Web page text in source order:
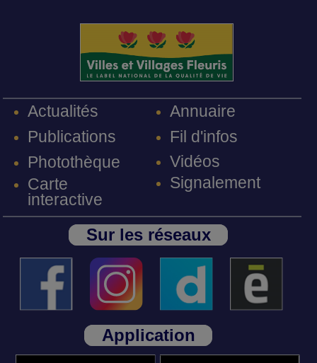
Actualités
Publications
Photothèque
Carte
interactive
Annuaire
Fil d'infos
Vidéos
Signalement
Sur les réseaux
Application